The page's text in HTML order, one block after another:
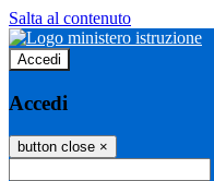
Salta al contenuto
Accedi
Accedi
button close ×